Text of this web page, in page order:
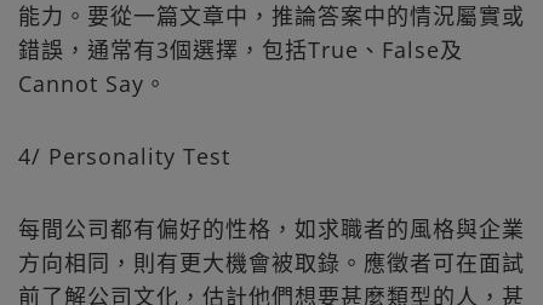
能力。要從一篇文章中，推論答案中的情況屬實或
錯誤，通常有3個選擇，包括True、False及
Cannot Say。
4/ Personality Test
每間公司都有偏好的性格，如求職者的風格與企業
方向相同，則有更大機會被取錄。應徵者可在面試
前了解公司文化，估計他們想要甚麼類型的人，甚